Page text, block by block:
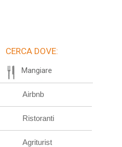
CERCA DOVE:
Mangiare
Airbnb
Ristoranti
Agriturist